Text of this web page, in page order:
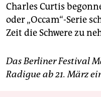
Charles Curtis
oder „Occam“-Serie
Zeit die Schwere zu
Das Berliner Festival
Radigue ab 21. März